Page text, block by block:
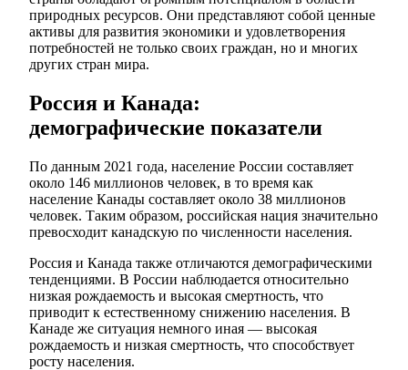
природных ресурсов. Они представляют собой ценные
активы для развития экономики и удовлетворения
потребностей не только своих граждан, но и многих
других стран мира.
Россия и Канада:
демографические показатели
По данным 2021 года, население России составляет
около 146 миллионов человек, в то время как
население Канады составляет около 38 миллионов
человек. Таким образом, российская нация значительно
превосходит канадскую по численности населения.
Россия и Канада также отличаются демографическими
тенденциями. В России наблюдается относительно
низкая рождаемость и высокая смертность, что
приводит к естественному снижению населения. В
Канаде же ситуация немного иная — высокая
рождаемость и низкая смертность, что способствует
росту населения.